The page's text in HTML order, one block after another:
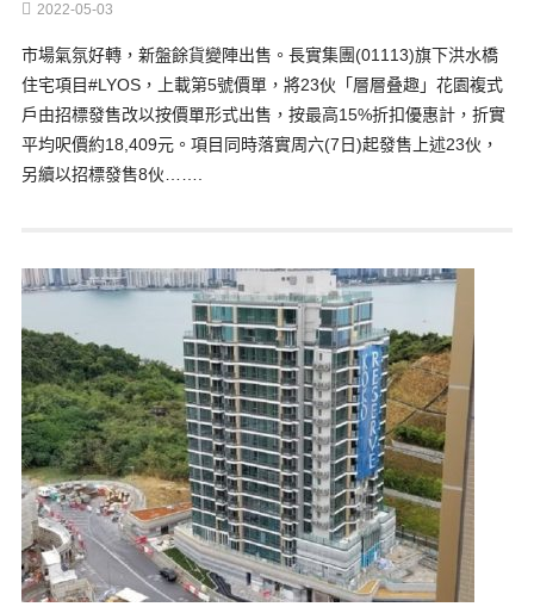
2022-05-03
市場氣氛好轉，新盤餘貨變陣出售。長實集團(01113)旗下洪水橋
住宅項目#LYOS，上載第5號價單，將23伙「層層叠趣」花園複式
戶由招標發售改以按價單形式出售，按最高15%折扣優惠計，折實
平均呎價約18,409元。項目同時落實周六(7日)起發售上述23伙，
另續以招標發售8伙…….